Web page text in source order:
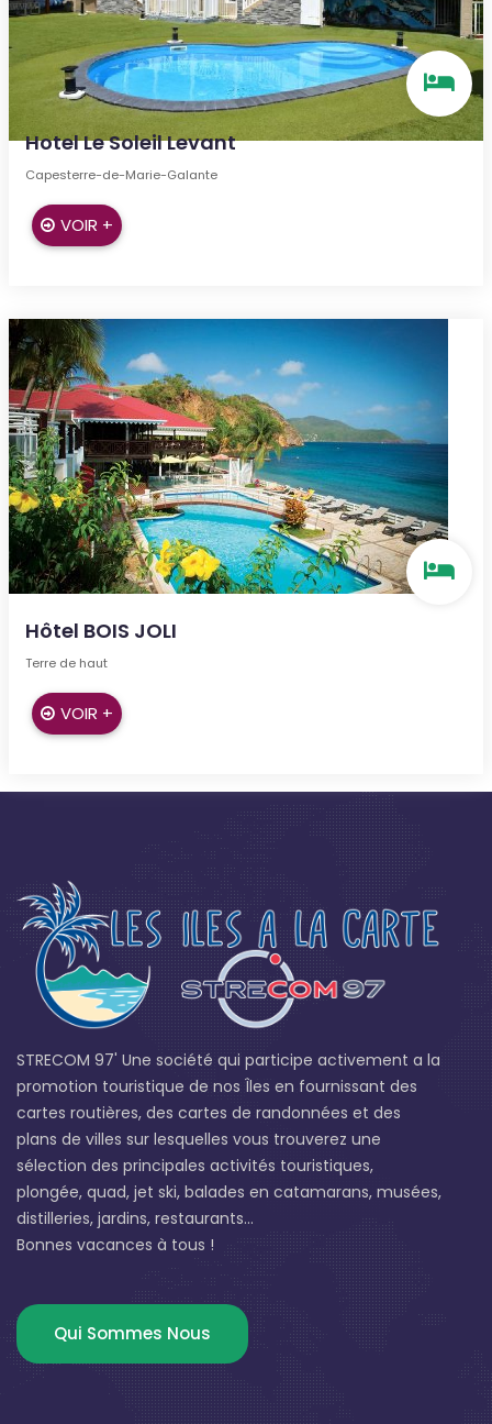
Hotel Le Soleil Levant
Capesterre-de-Marie-Galante
VOIR +
Hôtel BOIS JOLI
Terre de haut
VOIR +
STRECOM 97' Une société qui participe activement a la
promotion touristique de nos Îles en fournissant des
cartes routières, des cartes de randonnées et des
plans de villes sur lesquelles vous trouverez une
sélection des principales activités touristiques,
plongée, quad, jet ski, balades en catamarans, musées,
distilleries, jardins, restaurants...
Bonnes vacances à tous !
Qui Sommes Nous